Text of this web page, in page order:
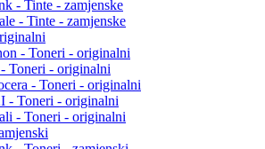
- Tinte - zamjenske
- Tinte - zamjenske
- Toneri - originalni
Toneri - originalni
- Toneri - originalni
- Toneri - originalni
- Toneri - originalni